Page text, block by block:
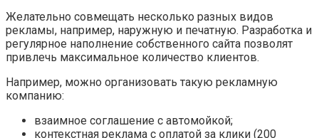
Желательно совмещать несколько разных видов
рекламы, например, наружную и печатную. Разработка и
регулярное наполнение собственного сайта позволят
привлечь максимальное количество клиентов.
Например, можно организовать такую рекламную
компанию:
взаимное соглашение с автомойкой;
контекстная реклама с оплатой за клики (200